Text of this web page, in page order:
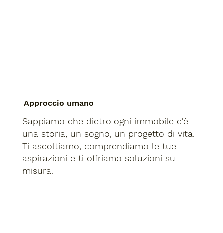
Approccio umano
Sappiamo che dietro ogni immobile c'è
una storia, un sogno, un progetto di vita.
Ti ascoltiamo, comprendiamo le tue
aspirazioni e ti offriamo soluzioni su
misura.